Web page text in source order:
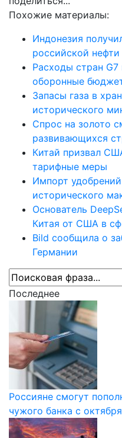
Похожие материалы:
Индонезия
российской нефти
Расходы стран G7
оборонные
Запасы газа в
исторического
Спрос на золото
развивающихся
Китай призвал
тарифные меры
Импорт
исторического
Основатель
Китая от США в
Bild сообщила о
Германии
Последнее
Россияне смогут
чужого банка с октября